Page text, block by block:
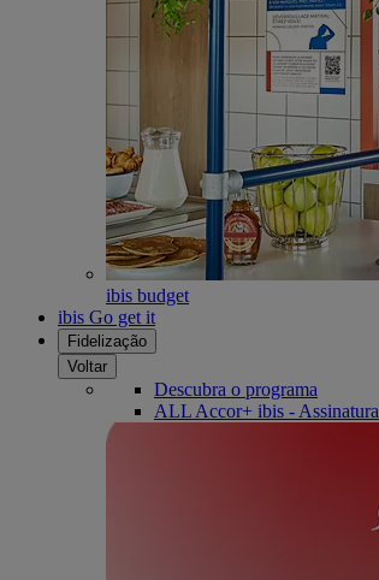
ibis budget
ibis Go get it
Fidelização
Voltar
Descubra o programa
ALL Accor+ ibis - Assinatura